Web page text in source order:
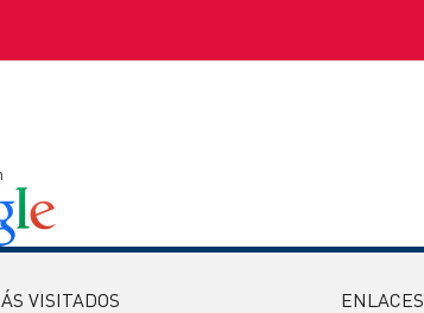
VISITADOS ENLACES